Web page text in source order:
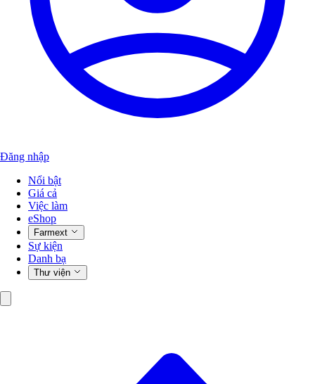
Đăng nhập
Nổi bật
Giá cả
Việc làm
eShop
Farmext
Sự kiện
Danh bạ
Thư viện